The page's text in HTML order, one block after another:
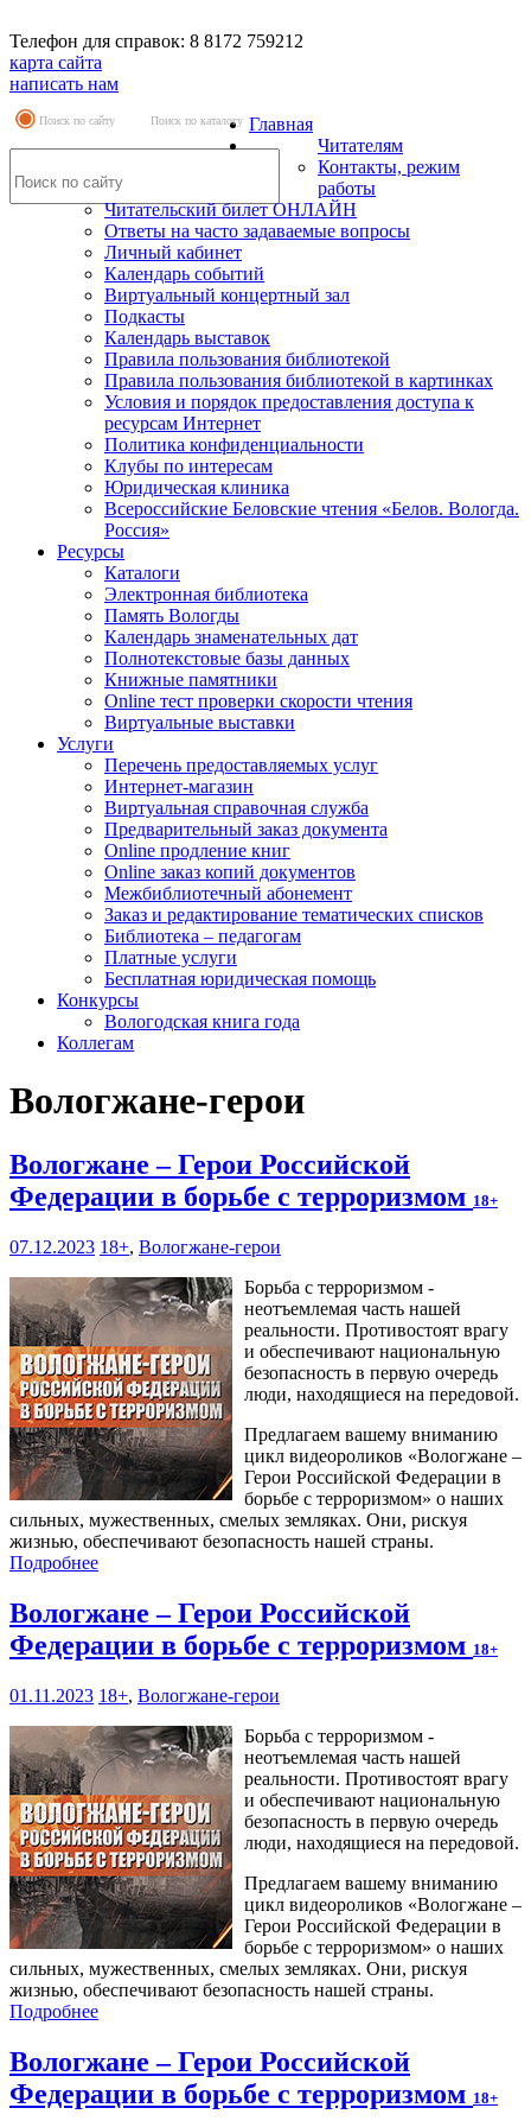
Телефон для справок: 8 8172 759212
карта сайта
написать нам
Поиск по сайту Поиск по каталогу Главная
Читателям
Контакты, режим
работы
Читательский билет ОНЛАЙН
Ответы на часто задаваемые вопросы
Личный кабинет
Календарь событий
Виртуальный концертный зал
Подкасты
Календарь выставок
Правила пользования библиотекой
Правила пользования библиотекой в картинках
Условия и порядок предоставления доступа к
ресурсам Интернет
Политика конфиденциальности
Клубы по интересам
Юридическая клиника
Всероссийские Беловские чтения «Белов. Вологда.
Россия»
Ресурсы
Каталоги
Электронная библиотека
Память Вологды
Календарь знаменательных дат
Полнотекстовые базы данных
Книжные памятники
Online тест проверки скорости чтения
Виртуальные выставки
Услуги
Перечень предоставляемых услуг
Интернет-магазин
Виртуальная справочная служба
Предварительный заказ документа
Online продление книг
Online заказ копий документов
Межбиблиотечный абонемент
Заказ и редактирование тематических списков
Библиотека – педагогам
Платные услуги
Бесплатная юридическая помощь
Конкурсы
Вологодская книга года
Коллегам
Вологжане-герои
Вологжане – Герои Российской
Федерации в борьбе с терроризмом 18+
07.12.2023 18+, Вологжане-герои
Борьба с терроризмом -
неотъемлемая часть нашей
реальности. Противостоят врагу
и обеспечивают национальную
безопасность в первую очередь
люди, находящиеся на передовой.
Предлагаем вашему вниманию
цикл видеороликов «Вологжане –
Герои Российской Федерации в
борьбе с терроризмом» о наших
сильных, мужественных, смелых земляках. Они, рискуя
жизнью, обеспечивают безопасность нашей страны.
Подробнее
Вологжане – Герои Российской
Федерации в борьбе с терроризмом 18+
01.11.2023 18+, Вологжане-герои
Борьба с терроризмом -
неотъемлемая часть нашей
реальности. Противостоят врагу
и обеспечивают национальную
безопасность в первую очередь
люди, находящиеся на передовой.
Предлагаем вашему вниманию
цикл видеороликов «Вологжане –
Герои Российской Федерации в
борьбе с терроризмом» о наших
сильных, мужественных, смелых земляках. Они, рискуя
жизнью, обеспечивают безопасность нашей страны.
Подробнее
Вологжане – Герои Российской
Федерации в борьбе с терроризмом 18+